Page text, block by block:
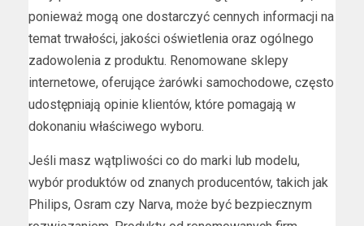
ponieważ mogą one dostarczyć cennych informacji na
temat trwałości, jakości oświetlenia oraz ogólnego
zadowolenia z produktu. Renomowane sklepy
internetowe, oferujące żarówki samochodowe, często
udostępniają opinie klientów, które pomagają w
dokonaniu właściwego wyboru.
Jeśli masz wątpliwości co do marki lub modelu,
wybór produktów od znanych producentów, takich jak
Philips, Osram czy Narva, może być bezpiecznym